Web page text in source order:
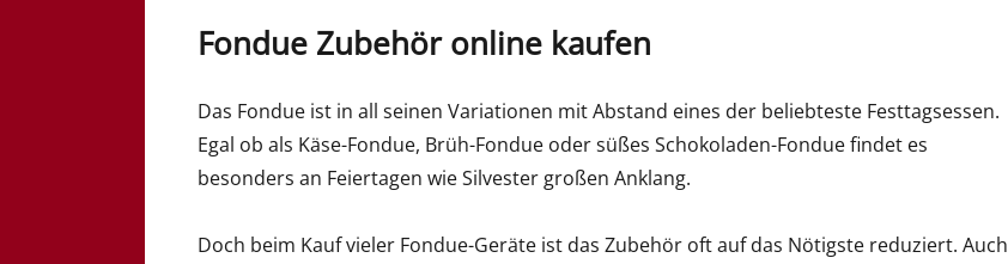
Fondue Zubehör online kaufen
Das Fondue ist in all seinen Variationen mit Abstand eines der beliebteste Festtagsessen.
Egal ob als Käse-Fondue, Brüh-Fondue oder süßes Schokoladen-Fondue findet es
besonders an Feiertagen wie Silvester großen Anklang.
Doch beim Kauf vieler Fondue-Geräte ist das Zubehör oft auf das Nötigste reduziert. Auch